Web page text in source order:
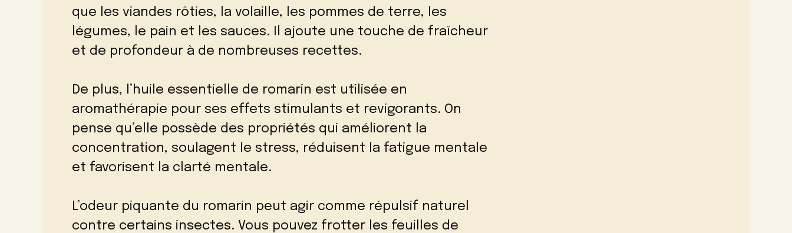
que les viandes rôties, la volaille, les pommes de terre, les
légumes, le pain et les sauces. Il ajoute une touche de fraîcheur
et de profondeur à de nombreuses recettes.
De plus, l’huile essentielle de romarin est utilisée en
aromathérapie pour ses effets stimulants et revigorants. On
pense qu’elle possède des propriétés qui améliorent la
concentration, soulagent le stress, réduisent la fatigue mentale
et favorisent la clarté mentale.
L’odeur piquante du romarin peut agir comme répulsif naturel
contre certains insectes. Vous pouvez frotter les feuilles de